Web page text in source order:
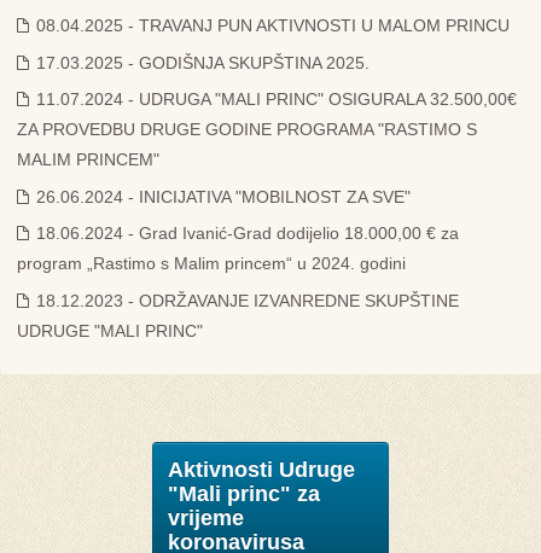
08.04.2025 - TRAVANJ PUN AKTIVNOSTI U MALOM PRINCU
17.03.2025 - GODIŠNJA SKUPŠTINA 2025.
11.07.2024 - UDRUGA "MALI PRINC" OSIGURALA 32.500,00€
ZA PROVEDBU DRUGE GODINE PROGRAMA "RASTIMO S
MALIM PRINCEM"
26.06.2024 - INICIJATIVA "MOBILNOST ZA SVE"
18.06.2024 - Grad Ivanić-Grad dodijelio 18.000,00 € za
program „Rastimo s Malim princem“ u 2024. godini
18.12.2023 - ODRŽAVANJE IZVANREDNE SKUPŠTINE
UDRUGE "MALI PRINC"
Aktivnosti Udruge
"Mali princ" za
vrijeme
koronavirusa